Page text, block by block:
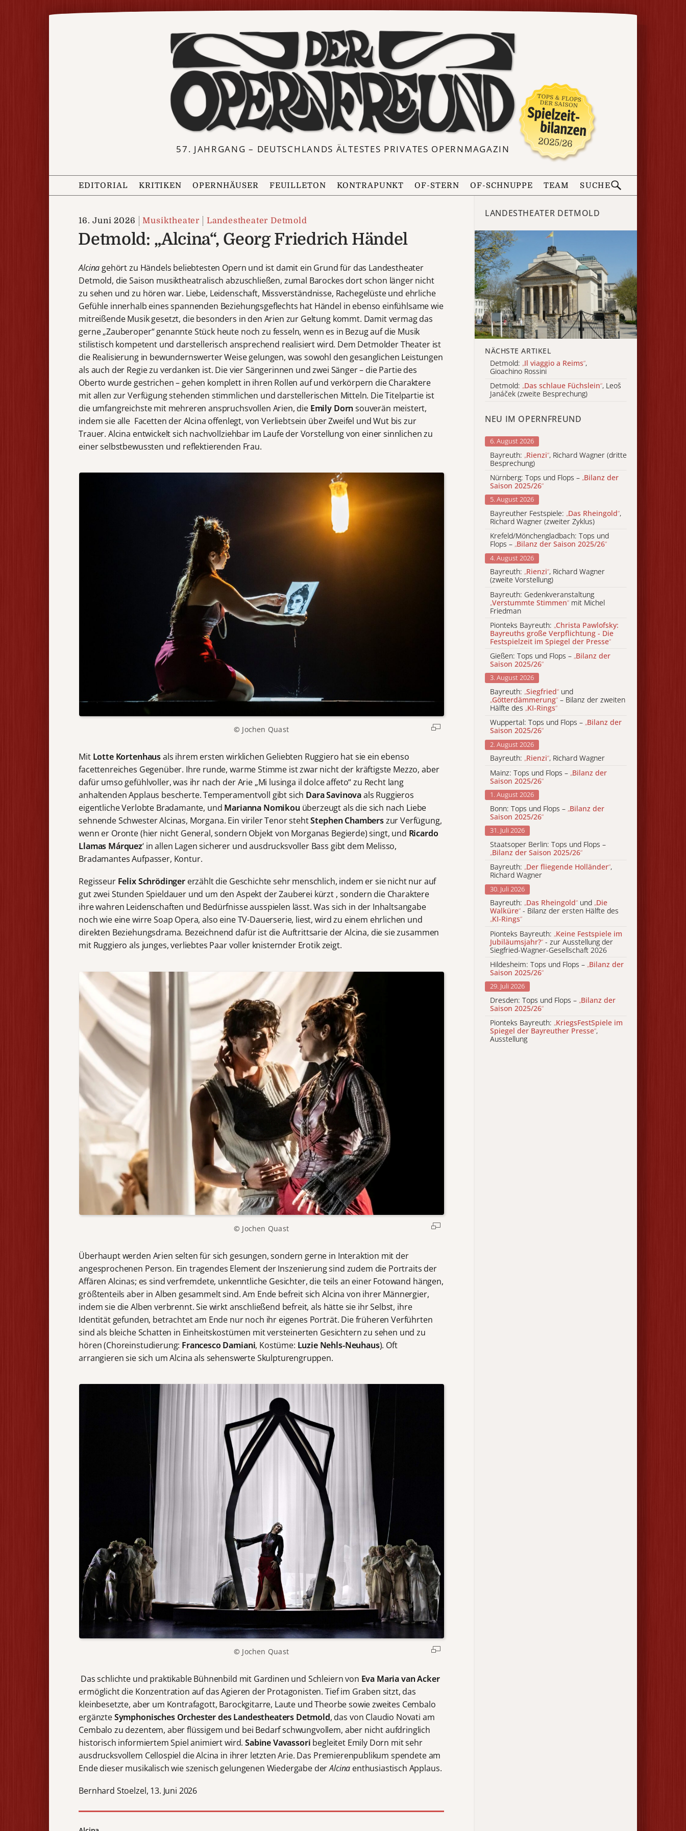
57. JAHRGANG – DEUTSCHLANDS ÄLTESTES PRIVATES OPERNMAGAZIN
EDITORIAL KRITIKEN OPERNHÄUSER FEUILLETON KONTRAPUNKT OF-STERN OF-SCHNUPPE TEAM SUCHE
16. Juni 2026 Musiktheater Landestheater Detmold
Detmold: „Alcina“, Georg Friedrich Händel
Alcina gehört zu Händels beliebtesten Opern und ist damit ein Grund für das Landestheater
Detmold, die Saison musiktheatralisch abzuschließen, zumal Barockes dort schon länger nicht
zu sehen und zu hören war. Liebe, Leidenschaft, Missverständnisse, Rachegelüste und ehrliche
Gefühle innerhalb eines spannenden Beziehungsgeflechts hat Händel in ebenso einfühlsame wie
mitreißende Musik gesetzt, die besonders in den Arien zur Geltung kommt. Damit vermag das
gerne „Zauberoper“ genannte Stück heute noch zu fesseln, wenn es in Bezug auf die Musik
stilistisch kompetent und darstellerisch ansprechend realisiert wird. Dem Detmolder Theater ist
die Realisierung in bewundernswerter Weise gelungen, was sowohl den gesanglichen Leistungen
als auch der Regie zu verdanken ist. Die vier Sängerinnen und zwei Sänger – die Partie des
Oberto wurde gestrichen – gehen komplett in ihren Rollen auf und verkörpern die Charaktere
mit allen zur Verfügung stehenden stimmlichen und darstellerischen Mitteln. Die Titelpartie ist
die umfangreichste mit mehreren anspruchsvollen Arien, die Emily Dornsouverän meistert,
indem sie alle Facetten der Alcina offenlegt, von Verliebtsein über Zweifel und Wut bis zur
Trauer. Alcina entwickelt sich nachvollziehbar im Laufe der Vorstellung von einer sinnlichen zu
einer selbstbewussten und reflektierenden Frau.
© Jochen Quast
MitLotte Kortenhausals ihrem ersten wirklichen Geliebten Ruggiero hat sie ein ebenso
facettenreiches Gegenüber. Ihre runde, warme Stimme ist zwar nicht der kräftigste Mezzo, aber
dafür umso gefühlvoller, was ihr nach der Arie „Mi lusinga il dolce affeto“ zu Recht lang
anhaltenden Applaus bescherte. Temperamentvoll gibt sich Dara Savinovaals Ruggieros
eigentliche Verlobte Bradamante, und Marianna Nomikou überzeugt als die sich nach Liebe
sehnende Schwester Alcinas, Morgana. Ein viriler Tenor stehtStephen Chamberszur Verfügung,
wenn er Oronte (hier nicht General, sondern Objekt von Morganas Begierde) singt, und Ricardo
Llamas Márquez‘ in allen Lagen sicherer und ausdrucksvoller Bass gibt dem Melisso,
Bradamantes Aufpasser, Kontur.
Regisseur Felix Schrödingererzählt die Geschichte sehr menschlich, indem er sie nicht nur auf
gut zwei Stunden Spieldauer und um den Aspekt der Zauberei kürzt , sondern die Charaktere
ihre wahren Leidenschaften und Bedürfnisse ausspielen lässt. Was sich in der Inhaltsangabe
noch wie eine wirre Soap Opera, also eine TV-Dauerserie, liest, wird zu einem ehrlichen und
direkten Beziehungsdrama. Bezeichnend dafür ist die Auftrittsarie der Alcina, die sie zusammen
mit Ruggiero als junges, verliebtes Paar voller knisternder Erotik zeigt.
© Jochen Quast
Überhaupt werden Arien selten für sich gesungen, sondern gerne in Interaktion mit der
angesprochenen Person. Ein tragendes Element der Inszenierung sind zudem die Portraits der
Affären Alcinas; es sind verfremdete, unkenntliche Gesichter, die teils an einer Fotowand hängen,
größtenteils aber in Alben gesammelt sind. Am Ende befreit sich Alcina von ihrer Männergier,
indem sie die Alben verbrennt. Sie wirkt anschließend befreit, als hätte sie ihr Selbst, ihre
Identität gefunden, betrachtet am Ende nur noch ihr eigenes Porträt. Die früheren Verführten
sind als bleiche Schatten in Einheitskostümen mit versteinerten Gesichtern zu sehen und zu
hören (Choreinstudierung: Francesco Damiani, Kostüme: Luzie Nehls-Neuhaus). Oft
arrangieren sie sich um Alcina als sehenswerte Skulpturengruppen.
© Jochen Quast
Das schlichte und praktikable Bühnenbild mit Gardinen und Schleiern von Eva Maria van Acker
ermöglicht die Konzentration auf das Agieren der Protagonisten. Tief im Graben sitzt, das
kleinbesetzte, aber um Kontrafagott, Barockgitarre, Laute und Theorbe sowie zweites Cembalo
ergänzteSymphonisches Orchester des Landestheaters Detmold, das von Claudio Novati am
Cembalo zu dezentem, aber flüssigem und bei Bedarf schwungvollem, aber nicht aufdringlich
historisch informiertem Spiel animiert wird.Sabine Vavassori begleitet Emily Dorn mit sehr
ausdrucksvollem Cellospiel die Alcina in ihrer letzten Arie. Das Premierenpublikum spendete am
Ende dieser musikalisch wie szenisch gelungenen Wiedergabe derAlcina enthusiastisch Applaus.
Bernhard Stoelzel, 13. Juni 2026
LANDESTHEATER DETMOLD
NÄCHSTE ARTIKEL
Detmold: „Il viaggio a Reims“,
Gioachino Rossini
Detmold: „Das schlaue Füchslein“, Leoš
Janáček (zweite Besprechung)
NEU IM OPERNFREUND
6. August 2026
Bayreuth: „Rienzi“, Richard Wagner (dritte
Besprechung)
Nürnberg: Tops und Flops – „Bilanz der
Saison 2025/26“
5. August 2026
Bayreuther Festspiele: „Das Rheingold“,
Richard Wagner (zweiter Zyklus)
Krefeld/Mönchengladbach: Tops und
Flops – „Bilanz der Saison 2025/26“
4. August 2026
Bayreuth: „Rienzi“, Richard Wagner
(zweite Vorstellung)
Bayreuth: Gedenkveranstaltung
„Verstummte Stimmen“ mit Michel
Friedman
Pionteks Bayreuth: „Christa Pawlofsky:
Bayreuths große Verpflichtung - Die
Festspielzeit im Spiegel der Presse“
Gießen: Tops und Flops – „Bilanz der
Saison 2025/26“
3. August 2026
Bayreuth: „Siegfried“ und
„Götterdämmerung“ – Bilanz der zweiten
Hälfte des „KI-Rings“
Wuppertal: Tops und Flops – „Bilanz der
Saison 2025/26“
2. August 2026
Bayreuth: „Rienzi“, Richard Wagner
Mainz: Tops und Flops – „Bilanz der
Saison 2025/26“
1. August 2026
Bonn: Tops und Flops – „Bilanz der
Saison 2025/26“
31. Juli 2026
Staatsoper Berlin: Tops und Flops –
„Bilanz der Saison 2025/26“
Bayreuth: „Der fliegende Holländer“,
Richard Wagner
30. Juli 2026
Bayreuth: „Das Rheingold“ und „Die
Walküre“ - Bilanz der ersten Hälfte des
„KI-Rings“
Pionteks Bayreuth: „Keine Festspiele im
Jubiläumsjahr?“ - zur Ausstellung der
Siegfried-Wagner-Gesellschaft 2026
Hildesheim: Tops und Flops – „Bilanz der
Saison 2025/26“
29. Juli 2026
Dresden: Tops und Flops – „Bilanz der
Saison 2025/26“
Pionteks Bayreuth: „KriegsFestSpiele im
Spiegel der Bayreuther Presse“,
Ausstellung